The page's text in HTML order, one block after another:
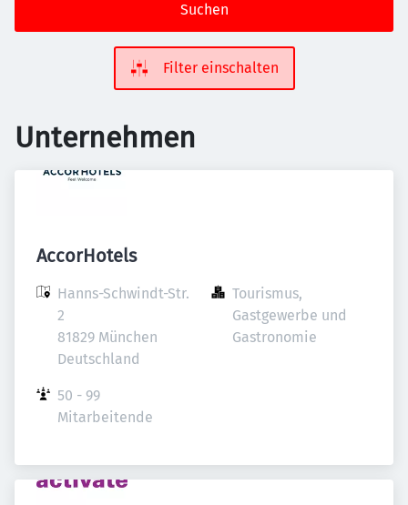
Suchen
Filter einschalten
Unternehmen
AccorHotels
Hanns-Schwindt-Str.
2
81829 München
Deutschland
Tourismus,
Gastgewerbe und
Gastronomie
50 - 99
Mitarbeitende